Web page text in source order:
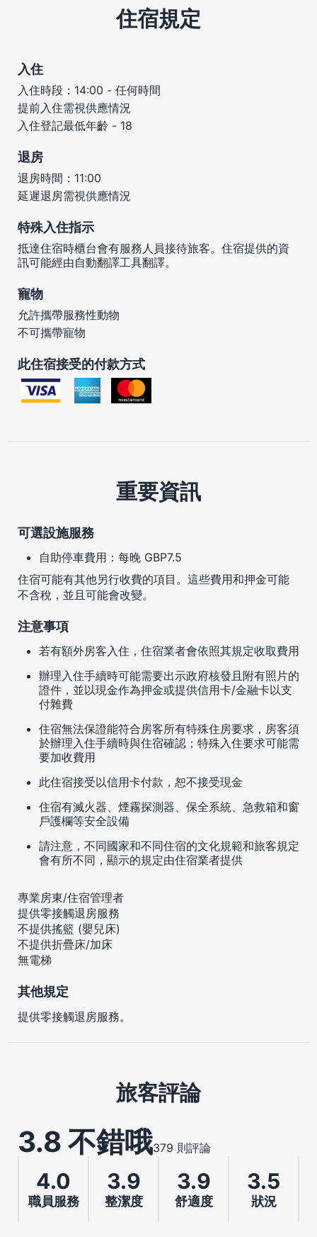
住宿規定
入住
入住時段：14:00 - 任何時間
提前入住需視供應情況
入住登記最低年齡 - 18
退房
退房時間：11:00
延遲退房需視供應情況
特殊入住指示
抵達住宿時櫃台會有服務人員接待旅客。住宿提供的資
訊可能經由自動翻譯工具翻譯。
寵物
允許攜帶服務性動物
不可攜帶寵物
此住宿接受的付款方式
重要資訊
可選設施服務
自助停車費用：每晚 GBP7.5
住宿可能有其他另行收費的項目。這些費用和押金可能
不含稅，並且可能會改變。
注意事項
若有額外房客入住，住宿業者會依照其規定收取費用
辦理入住手續時可能需要出示政府核發且附有照片的
證件，並以現金作為押金或提供信用卡/金融卡以支
付雜費
住宿無法保證能符合房客所有特殊住房要求，房客須
於辦理入住手續時與住宿確認；特殊入住要求可能需
要加收費用
此住宿接受以信用卡付款，恕不接受現金
住宿有滅火器、煙霧探測器、保全系統、急救箱和窗
戶護欄等安全設備
請注意，不同國家和不同住宿的文化規範和旅客規定
會有所不同，顯示的規定由住宿業者提供
專業房東/住宿管理者
提供零接觸退房服務
不提供搖籃 (嬰兒床)
不提供折疊床/加床
無電梯
其他規定
提供零接觸退房服務。
旅客評論
3.8 不錯哦379 則評論
4.0
職員服務
3.9
整潔度
3.9
舒適度
3.5
狀況